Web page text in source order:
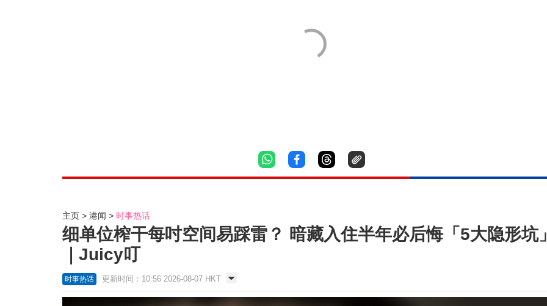
主页 港闻 时事热话
细单位榨干每吋空间易踩雷？ 暗藏入住半年必后悔「5大隐形
｜Juicy叮
时事热话 更新时间：10:56 2026-08-07 HKT